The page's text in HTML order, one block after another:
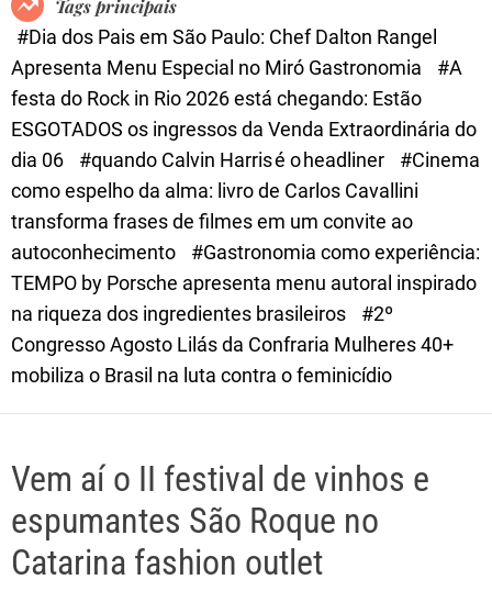
e
Tags principais
#Dia dos Pais em São Paulo: Chef Dalton Rangel
Apresenta Menu Especial no Miró Gastronomia
#A
festa do Rock in Rio 2026 está chegando: Estão
ESGOTADOS os ingressos da Venda Extraordinária do
dia 06
#quando Calvin Harris é o headliner
#Cinema
como espelho da alma: livro de Carlos Cavallini
transforma frases de filmes em um convite ao
autoconhecimento
#Gastronomia como experiência:
TEMPO by Porsche apresenta menu autoral inspirado
na riqueza dos ingredientes brasileiros
#2º
Congresso Agosto Lilás da Confraria Mulheres 40+
mobiliza o Brasil na luta contra o feminicídio
Vem aí o II festival de vinhos e
espumantes São Roque no
Catarina fashion outlet